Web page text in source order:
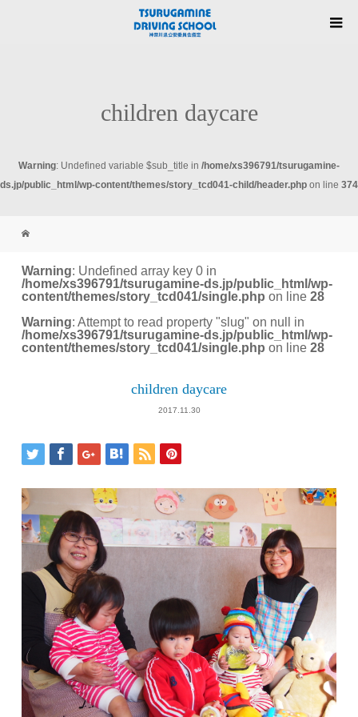
children daycare
Warning: Undefined variable $sub_title in /home/xs396791/tsurugamine-
ds.jp/public_html/wp-content/themes/story_tcd041-child/header.php on line 374
Warning: Undefined array key 0 in
/home/xs396791/tsurugamine-ds.jp/public_html/wp-
content/themes/story_tcd041/single.php on line28
Warning: Attempt to read property "slug" on null in
/home/xs396791/tsurugamine-ds.jp/public_html/wp-
content/themes/story_tcd041/single.php on line28
children daycare
2017.11.30